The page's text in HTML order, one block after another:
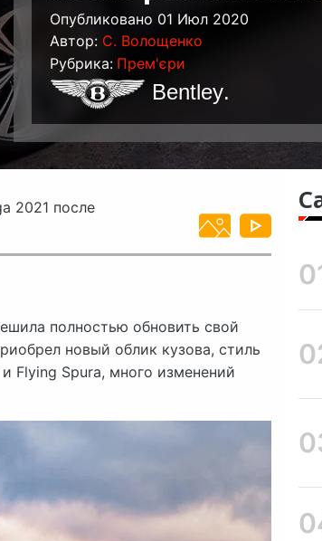
Опубликовано 01 Июл 2020
Автор: C. Волощенко
Рубрика: Прем'єри
Bentley.
2021 после
полностью обновить свой
новый облик кузова, стиль
Flying Spura, много изменений